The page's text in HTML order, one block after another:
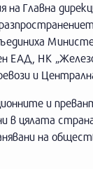
Главна
ЕАД, НК
и
и
в цялата
на